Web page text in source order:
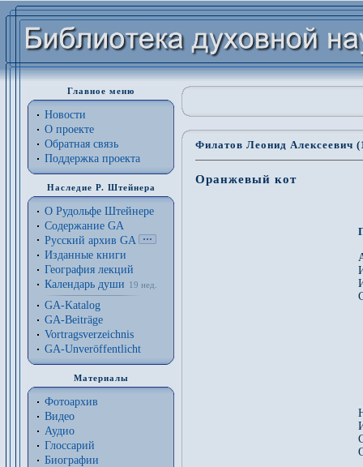
Главное меню
Новости
О проекте
Обратная связь
Поддержка проекта
Наследие Р. Штейнера
О Рудольфе Штейнере
Содержание GA
Русский архив GA
Изданные книги
География лекций
Календарь души
19 нед.
GA-Katalog
GA-Beiträge
Vortragsverzeichnis
GA-Unveröffentlicht
Материалы
Фотоархив
Видео
Аудио
Глоссарий
Биографии
Филатов Леонид Алексеевич
Оранжевый кот